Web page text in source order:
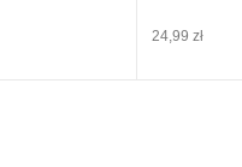
24,99 zł